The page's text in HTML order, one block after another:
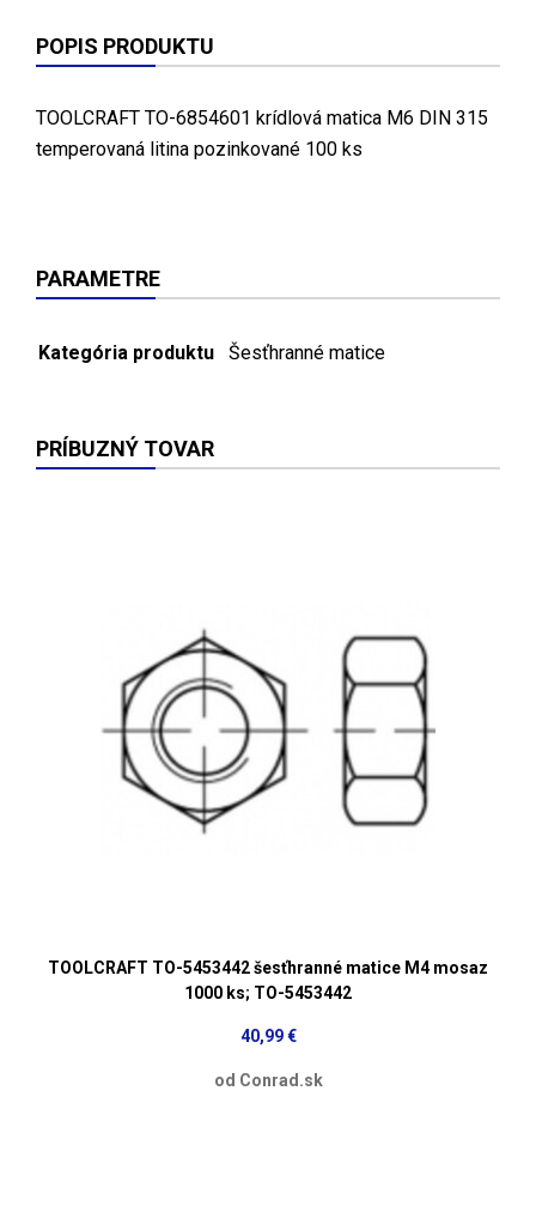
POPIS PRODUKTU
TOOLCRAFT TO-6854601 krídlová matica M6 DIN 315
temperovaná litina pozinkované 100 ks
PARAMETRE
Kategória produktu Šesťhranné matice
PRÍBUZNÝ TOVAR
TOOLCRAFT TO-5453442 šesťhranné matice M4 mosaz
1000 ks; TO-5453442
40,99 €
od Conrad.sk